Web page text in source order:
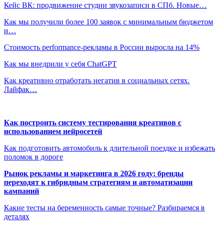
Кейс ВК: продвижение студии звукозаписи в СПб. Новые…
Как мы получили более 100 заявок с минимальным бюджетом
и…
Стоимость performance-рекламы в России выросла на 14%
Как мы внедрили у себя ChatGPT
Как креативно отработать негатив в социальных сетях.
Лайфак…
Как построить систему тестирования креативов с
использованием нейросетей
Как подготовить автомобиль к длительной поездке и избежать
поломок в дороге
Рынок рекламы и маркетинга в 2026 году: бренды
переходят к гибридным стратегиям и автоматизации
кампаний
Какие тесты на беременность самые точные? Разбираемся в
деталях